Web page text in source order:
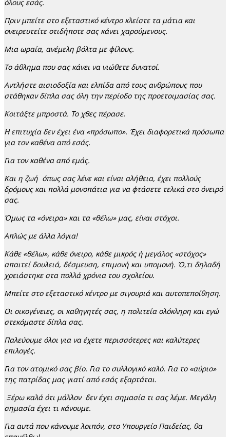
όλους εσάς.
Πριν μπείτε στο εξεταστικό κέντρο κλείστε τα μάτια και
ονειρευτείτε οτιδήποτε σας κάνει χαρούμενους.
Μια ωραία, ανέμελη βόλτα με φίλους.
Το άθλημα που σας κάνει να νιώθετε δυνατοί.
Αντλήστε αισιοδοξία και ελπίδα από τους ανθρώπους που
στάθηκαν δίπλα σας όλη την περίοδο της προετοιμασίας σας.
Κοιτάξτε μπροστά. Το χθες πέρασε.
Η επιτυχία δεν έχει ένα «πρόσωπο». Έχει διαφορετικά πρόσωπα
για τον καθένα από εσάς.
Για τον καθένα από εμάς.
Και η ζωή όπως σας λένε και είναι αλήθεια, έχει πολλούς
δρόμους και πολλά μονοπάτια για να φτάσετε τελικά στο όνειρό
σας.
Όμως τα «όνειρα» και τα «θέλω» μας, είναι στόχοι.
Απλώς με άλλα λόγια!
Κάθε «θέλω», κάθε όνειρο, κάθε μικρός ή μεγάλος «στόχος»
απαιτεί δουλειά, δέσμευση, επιμονή και υπομονή. Ό,τι δηλαδή
χρειάστηκε στα πολλά χρόνια του σχολείου.
Μπείτε στο εξεταστικό κέντρο με σιγουριά και αυτοπεποίθηση.
Οι οικογένειες, οι καθηγητές σας, η πολιτεία ολόκληρη και εγώ
στεκόμαστε δίπλα σας.
Παλεύουμε όλοι για να έχετε περισσότερες και καλύτερες
επιλογές.
Για τον ατομικό σας βίο. Για το συλλογικό καλό. Για το «αύριο»
της πατρίδας μας γιατί από εσάς εξαρτάται.
Ξέρω καλά ότι μάλλον δεν έχει σημασία τι σας λέμε. Μεγάλη
σημασία έχει τι κάνουμε.
Για αυτά που κάνουμε λοιπόν, στο Υπουργείο Παιδείας, θα